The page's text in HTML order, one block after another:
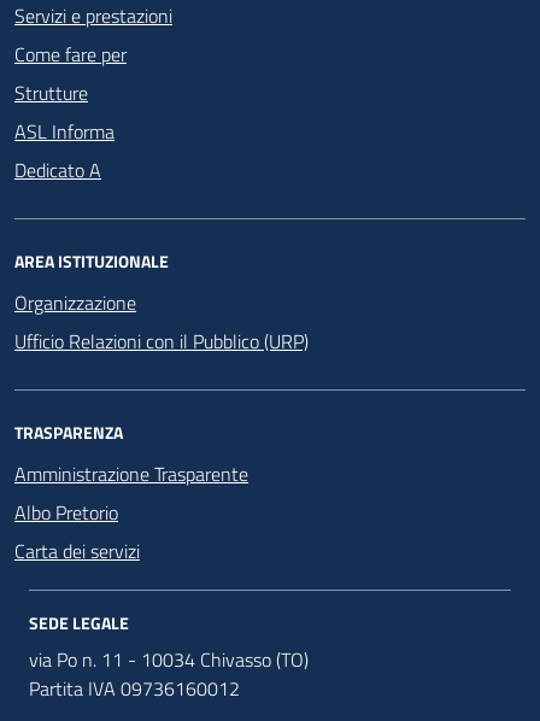
Servizi e prestazioni
Come fare per
Strutture
ASL Informa
Dedicato A
AREA ISTITUZIONALE
Organizzazione
Ufficio Relazioni con il Pubblico (URP)
TRASPARENZA
Amministrazione Trasparente
Albo Pretorio
Carta dei servizi
SEDE LEGALE
via Po n. 11 - 10034 Chivasso (TO)
Partita IVA 09736160012